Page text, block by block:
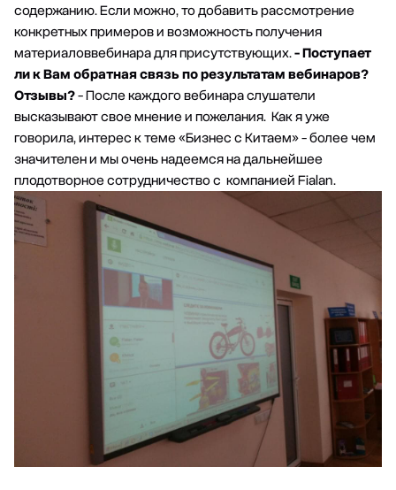
содержанию. Если можно, то добавить рассмотрение
конкретных примеров и возможность получения
материаловвебинара для присутствующих.- Поступает
ли к Вам обратная связь по результатам вебинаров?
Отзывы?- После каждого вебинара слушатели
высказывают свое мнение и пожелания. Как я уже
говорила, интерес к теме «Бизнес с Китаем» - более чем
значителен и мы очень надеемся на дальнейшее
плодотворное сотрудничество с компанией Fialan.